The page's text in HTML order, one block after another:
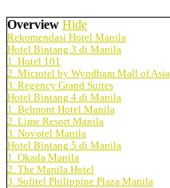
Overview Hide
Rekomendasi Hotel Manila
Hotel Bintang 3 di Manila
1. Hotel 101
2. Microtel by Wyndham Mall of Asia
3. Regency Grand Suites
Hotel Bintang 4 di Manila
1. Belmont Hotel Manila
2. Lime Resort Manila
3. Novotel Manila
Hotel Bintang 5 di Manila
1. Okada Manila
2. The Manila Hotel
3. Sofitel Philippine Plaza Manila